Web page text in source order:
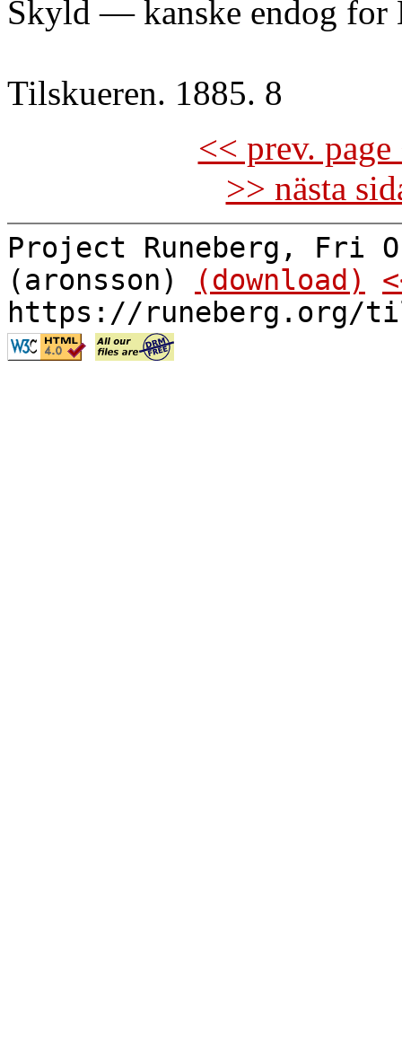
Skyld — kanske endog for
Tilskueren. 1885. 8
<< prev.
>> nästa
Project Runeberg, Fri
(aronsson)
(download)
https://runeberg.org/